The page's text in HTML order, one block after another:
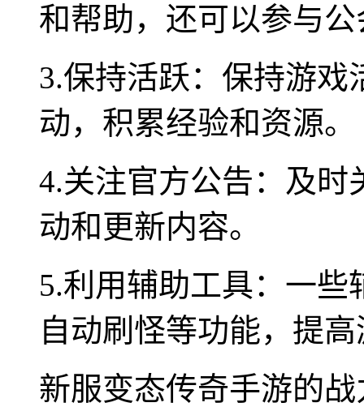
和帮助，还可以参与
3.保持活跃：保持游
动，积累经验和资源。
4.关注官方公告：及时
动和更新内容。
5.利用辅助工具：一
自动刷怪等功能，提
新服变态传奇手游的